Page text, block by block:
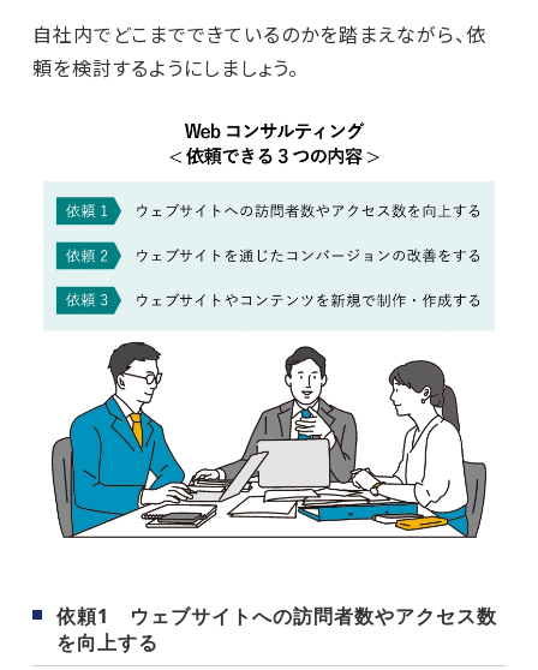
自社内でどこまでできているのかを踏まえながら、依
頼を検討するようにしましょう。
依頼1 ウェブサイトへの訪問者数やアクセス数
を向上する